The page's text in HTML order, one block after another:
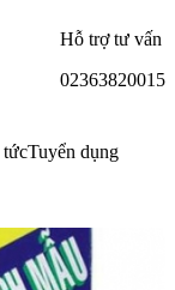
Hỗ trợ tư vấn
02363820015
tứcTuyển dụng